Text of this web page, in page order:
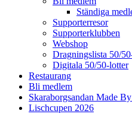
Ständiga
Supporterresor
Supporterklubben
Webshop
Dragningslista 50/
Digitala 50/50-lotter
Restaurang
Bli medlem
Skaraborgsandan Made
Lischcupen 2026